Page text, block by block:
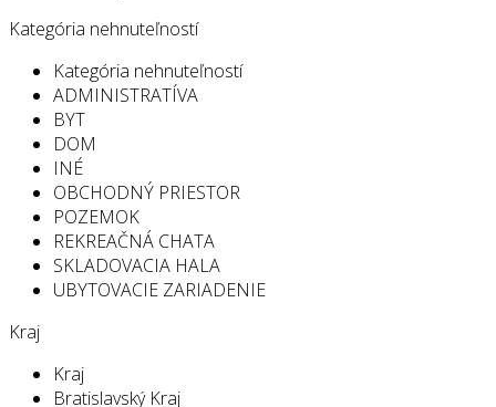
Kategória nehnuteľností
Kategória nehnuteľností
ADMINISTRATÍVA
BYT
DOM
INÉ
OBCHODNÝ PRIESTOR
POZEMOK
REKREAČNÁ CHATA
SKLADOVACIA HALA
UBYTOVACIE ZARIADENIE
Kraj
Kraj
Bratislavský Kraj